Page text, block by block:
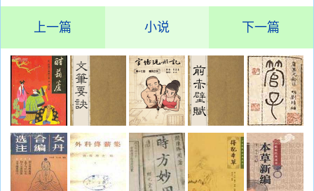
上一篇 小说 下一篇